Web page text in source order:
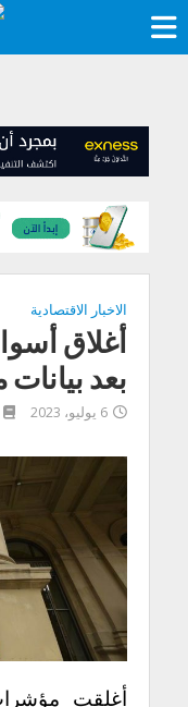
الاخبار الاقتصادية
أغلاق
بعد بيانات
6 يوليو، 2023
أغلقت